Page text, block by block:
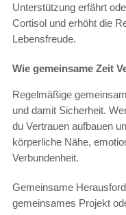
Unterstützung erfährt
Cortisol und erhöht die
Lebensfreude.
Wie gemeinsame Zeit
Regelmäßige
und damit Sicherheit.
du Vertrauen aufbauen
körperliche Nähe,
Verbundenheit.
Gemeinsame
gemeinsames Projekt